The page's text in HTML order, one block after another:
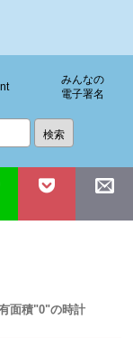
みんなの
電子署名
面積"0"の時計